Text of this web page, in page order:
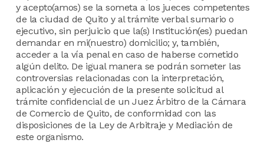
y acepto(amos) se la someta a los jueces competentes
de la ciudad de Quito y al trámite verbal sumario o
ejecutivo, sin perjuicio que la(s) Institución(es) puedan
demandar en mi(nuestro) domicilio; y, también,
acceder a la vía penal en caso de haberse cometido
algún delito. De igual manera se podrán someter las
controversias relacionadas con la interpretación,
aplicación y ejecución de la presente solicitud al
trámite confidencial de un Juez Árbitro de la Cámara
de Comercio de Quito, de conformidad con las
disposiciones de la Ley de Arbitraje y Mediación de
este organismo.